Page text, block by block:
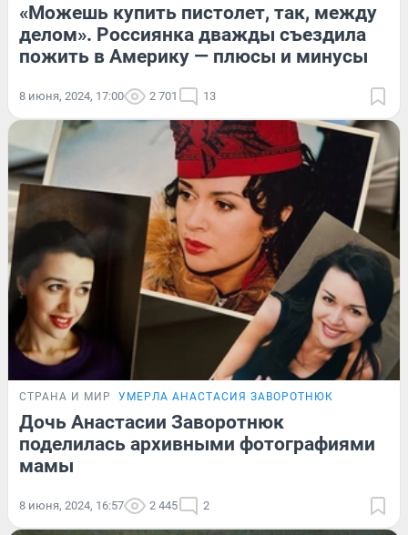
«Можешь купить пистолет, так, между
делом». Россиянка дважды съездила
пожить в Америку — плюсы и минусы
8 июня, 2024, 17:00 2 701 13
СТРАНА И МИР УМЕРЛА АНАСТАСИЯ ЗАВОРОТНЮК
Дочь Анастасии Заворотнюк
поделилась архивными фотографиями
мамы
8 июня, 2024, 16:57 2 445 2